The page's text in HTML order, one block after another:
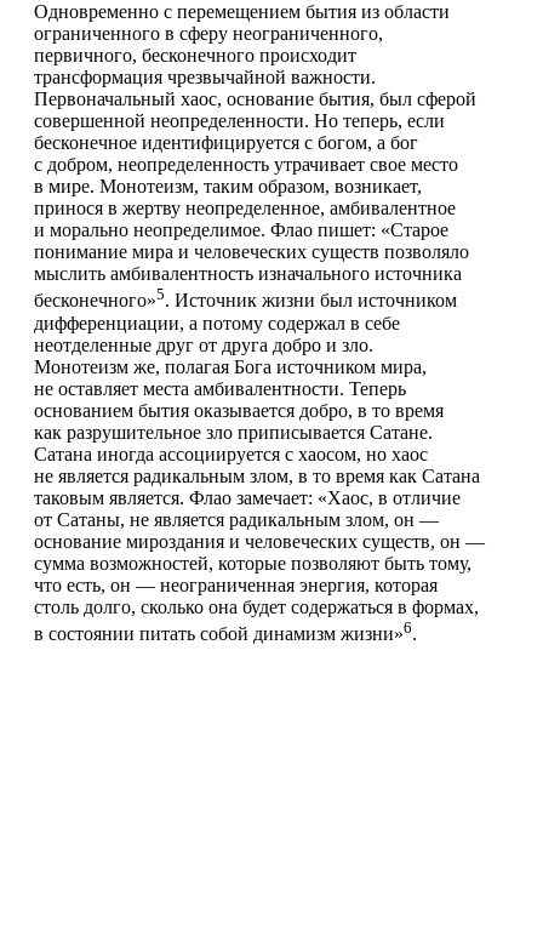
Одновременно с перемещением бытия из области
ограниченного в сферу неограниченного,
первичного, бесконечного происходит
трансформация чрезвычайной важности.
Первоначальный хаос, основание бытия, был сферой
совершенной неопределенности. Но теперь, если
бесконечное идентифицируется с богом, а бог
с добром, неопределенность утрачивает свое место
в мире. Монотеизм, таким образом, возникает,
принося в жертву неопределенное, амбивалентное
и морально неопределимое. Флао пишет: «Старое
понимание мира и человеческих существ позволяло
мыслить амбивалентность изначального источника
бесконечного»5. Источник жизни был источником
дифференциации, а потому содержал в себе
неотделенные друг от друга добро и зло.
Монотеизм же, полагая Бога источником мира,
не оставляет места амбивалентности. Теперь
основанием бытия оказывается добро, в то время
как разрушительное зло приписывается Сатане.
Сатана иногда ассоциируется с хаосом, но хаос
не является радикальным злом, в то время как Сатана
таковым является. Флао замечает: «Хаос, в отличие
от Сатаны, не является радикальным злом, он —
основание мироздания и человеческих существ, он —
сумма возможностей, которые позволяют быть тому,
что есть, он — неограниченная энергия, которая
столь долго, сколько она будет содержаться в формах,
в состоянии питать собой динамизм жизни»6.